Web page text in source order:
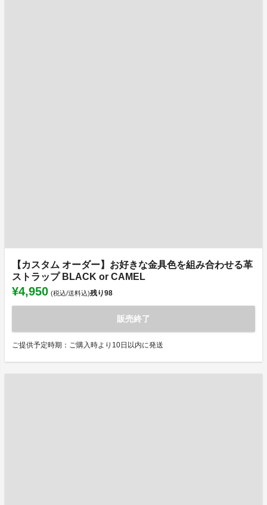
【カスタム オーダー】お好きな金具色を組み合わせる革
ストラップ BLACK or CAMEL
¥4,950 (税込/送料込)残り98
販売終了
ご提供予定時期：ご購入時より10日以内に発送